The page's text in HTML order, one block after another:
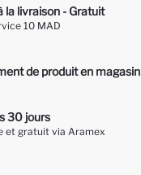
la livraison - Gratuit
10 MAD
de produit en magasin
30 jours
et gratuit via Aramex